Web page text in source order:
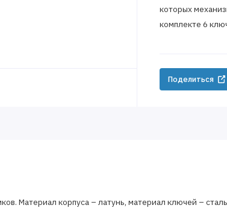
которых
комплекте 6
Поделиться
Материал корпуса – латунь, материал ключей –